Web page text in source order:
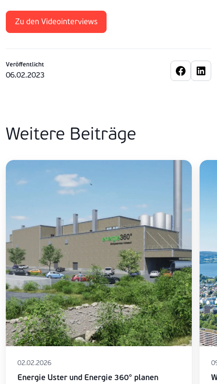
Zu den Videointerviews
Veröffentlicht
06.02.2023
Weitere Beiträge
02.02.2026
Energie Uster und Energie 360° planen